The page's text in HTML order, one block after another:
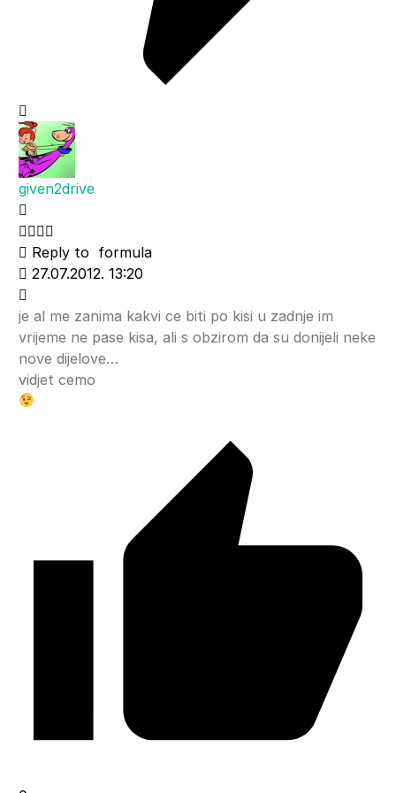
given2drive
Reply to formula
27.07.2012. 13:20
je al me zanima kakvi ce biti po kisi u zadnje im
vrijeme ne pase kisa, ali s obzirom da su donijeli neke
nove dijelove…
vidjet cemo